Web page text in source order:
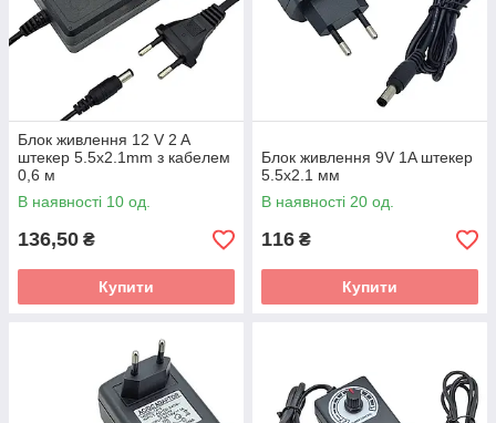
Блок живлення 12 V 2 A
штекер 5.5x2.1mm з кабелем
0,6 м
В наявності 10 од.
136,50 ₴
Купити
Блок живлення 9V 1A штекер
5.5x2.1 мм
В наявності 20 од.
116 ₴
Купити